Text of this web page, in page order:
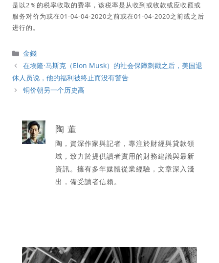
是以2％的税率收取的费率，该税率是从收到或收款或应收额或
服务对价为或在01-04-04-2020之前或在01-04-2020之前或之后
进行的。
分
類
金錢
在埃隆·马斯克（Elon Musk）的社会保障刺戳之后，美国退
休人员说，他的福利被终止而没有警告
铜价朝另一个历史高
陶 董
陶，資深作家與記者，專注於財經與貸款領
域，致力於提供讀者實用的財務建議與最新
資訊。擁有多年媒體從業經驗，文章深入淺
出，備受讀者信賴。